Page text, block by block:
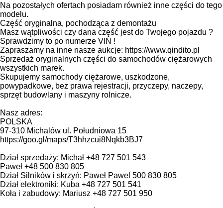
Na pozostałych ofertach posiadam również inne części do tego
modelu.
Część oryginalna, pochodząca z demontażu
Masz wątpliwości czy dana część jest do Twojego pojazdu ?
Sprawdzimy to po numerze VIN !
Zapraszamy na inne nasze aukcje: https://www.qindito.pl
Sprzedaż oryginalnych części do samochodów ciężarowych
wszystkich marek.
Skupujemy samochody ciężarowe, uszkodzone,
powypadkowe, bez prawa rejestracji, przyczepy, naczepy,
sprzęt budowlany i maszyny rolnicze.
Nasz adres:
POLSKA
97-310 Michalów ul. Południowa 15
https://goo.gl/maps/T3hhzcui8Nqkb3BJ7
Dział sprzedaży: Michał +48 727 501 543
Paweł +48 500 830 805
Dział Silników i skrzyń: Paweł Pawel 500 830 805
Dział elektroniki: Kuba +48 727 501 541
Koła i zabudowy: Mariusz +48 727 501 950